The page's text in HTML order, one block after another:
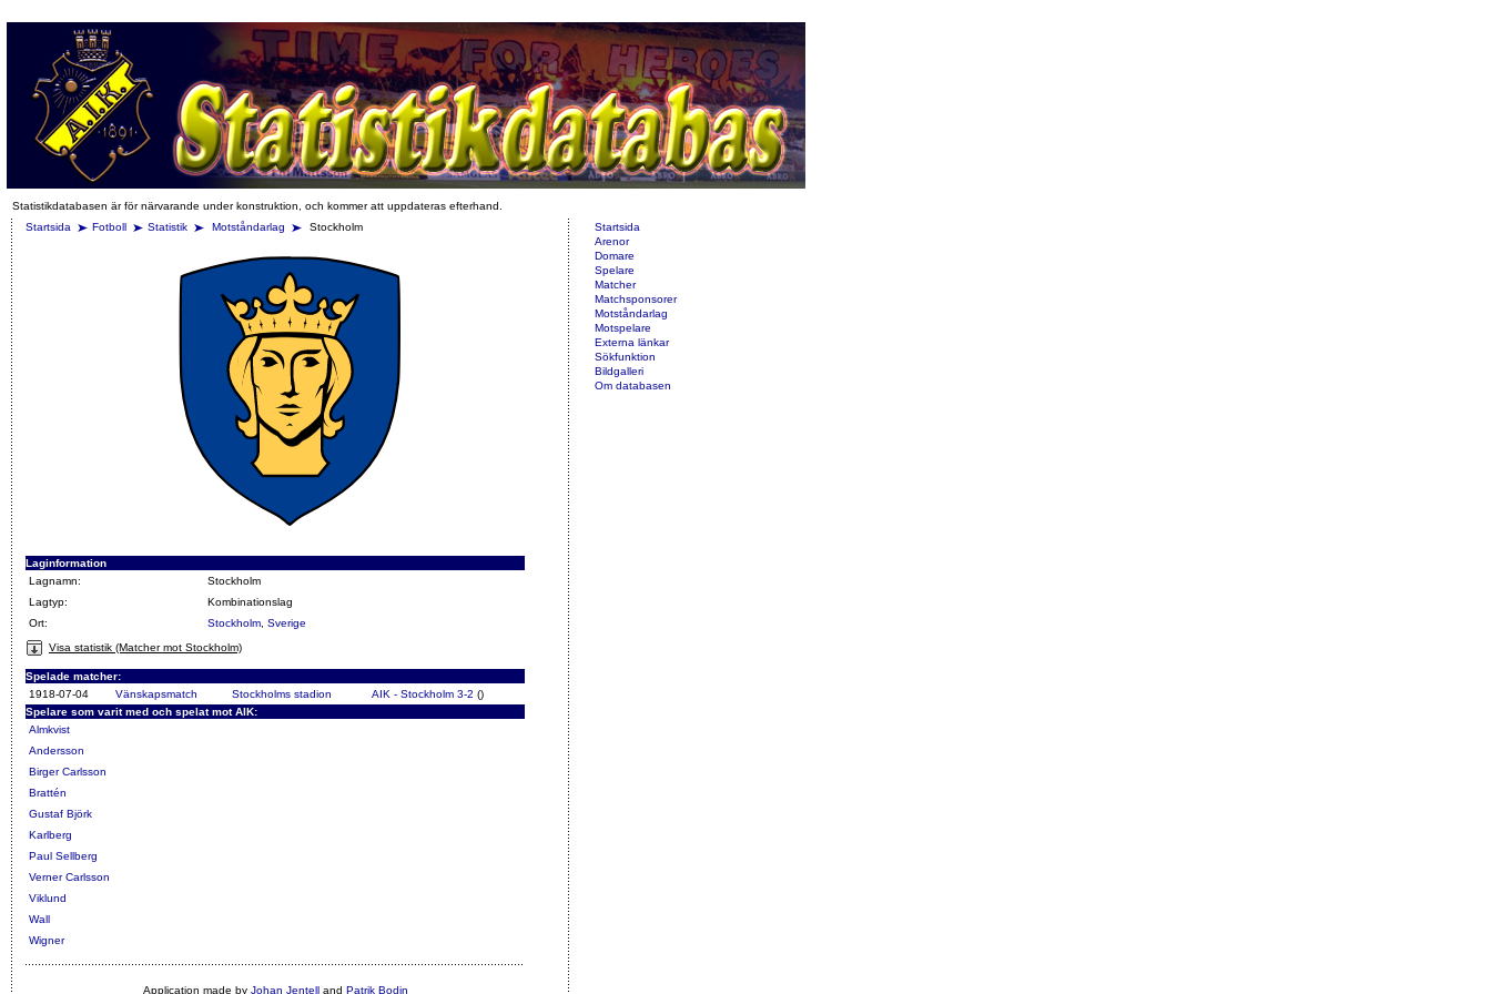
Statistikdatabasen är för närvarande under konstruktion, och kommer att uppdateras efterhand.
Startsida
Fotboll Statistik Motståndarlag Stockholm
Laginformation
Lagnamn:
Stockholm
Lagtyp:
Kombinationslag
Ort:
Stockholm Sverige
Visa statistik (Matcher mot Stockholm)
Spelade matcher:
1918-07-04
Vänskapsmatch Stockholms stadion AIK - Stockholm 3-2 ()
Spelare som varit med och spelat mot AIK:
Almkvist
Andersson
Birger Carlsson
Brattén
Gustaf Björk
Karlberg
Paul Sellberg
Verner Carlsson
Viklund
Wall
Wigner
Application made by Johan Jentelland Patrik Bodin
Startsida
Arenor
Domare
Spelare
Matcher
Matchsponsorer
Motståndarlag
Motspelare
Externa länkar
Sökfunktion
Bildgalleri
Om databasen